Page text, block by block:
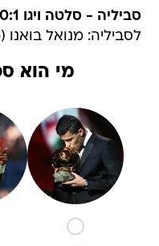
סביליה - סלטה ויגו 0:1
לסביליה: מנואל בואנו (65)
מי הוא